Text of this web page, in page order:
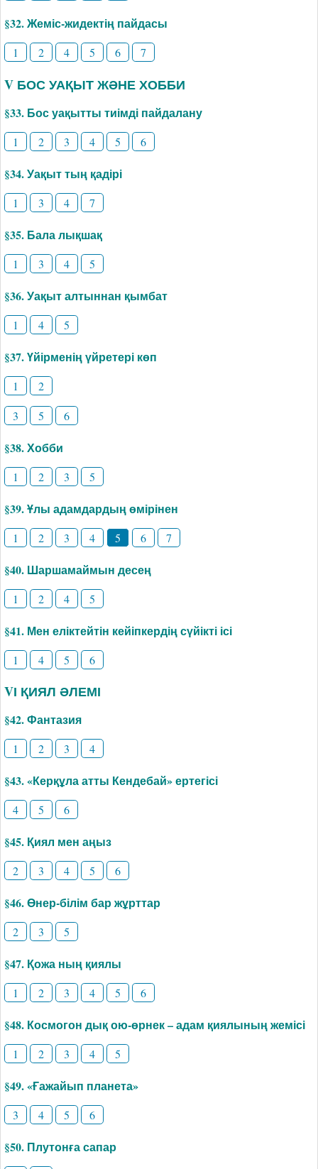
§32. Жеміс-жидектің пайдасы
1 2 4 5 6 7
V БОС УАҚЫТ ЖӘНЕ ХОББИ
§33. Бос уақытты тиімді пайдалану
1 2 3 4 5 6
§34. Уақыт тың қадірі
1 3 4 7
§35. Бала лықшақ
1 3 4 5
§36. Уақыт алтыннан қымбат
1 4 5
§37. Үйірменің үйретері көп
1
2
3
5 6
§38. Хобби
1 2 3 5
§39. Ұлы адамдардың өмірінен
1 2 3 4 5 6 7
§40. Шаршамаймын десең
1 2 4 5
§41. Мен еліктейтін кейіпкердің сүйікті ісі
1 4 5 6
VІ ҚИЯЛ ӘЛЕМІ
§42. Фантазия
1 2 3 4
§43. «Керқұла атты Кендебай» ертегісі
4 5 6
§45. Қиял мен аңыз
2 3 4 5 6
§46. Өнер-білім бар жұрттар
2 3 5
§47. Қожа ның қиялы
1 2 3 4 5 6
§48. Космогон дық ою-өрнек – адам қиялының жемісі
1 2 3 4 5
§49. «Ғажайып планета»
3 4 5 6
§50. Плутонға сапар